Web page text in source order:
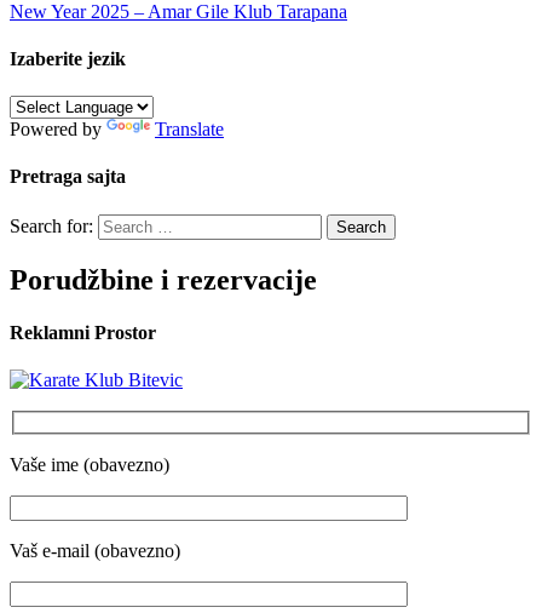
New Year 2025 – Amar Gile Klub Tarapana
Izaberite jezik
Powered by Translate
Pretraga sajta
Search for:
Porudžbine i rezervacije
Reklamni Prostor
Vaše ime (obavezno)
Vaš e-mail (obavezno)